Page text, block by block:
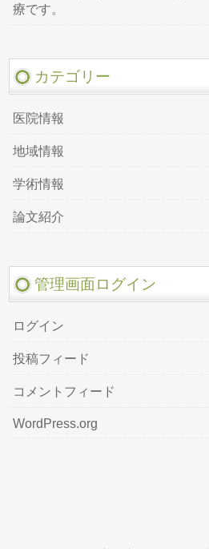
療です。
カテゴリー
医院情報
地域情報
学術情報
論文紹介
管理画面ログイン
ログイン
投稿フィード
コメントフィード
WordPress.org